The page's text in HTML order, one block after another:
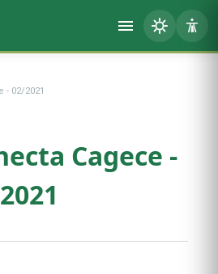
- 02/2021
Cagece -